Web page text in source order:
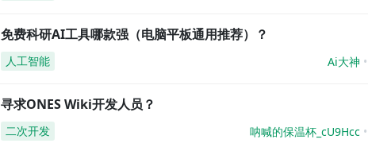
免费科研AI工具哪款强（电脑平板通用推荐）？
人工智能 Ai大神
寻求ONES Wiki开发人员？
二次开发 呐喊的保温杯_cU9Hcc